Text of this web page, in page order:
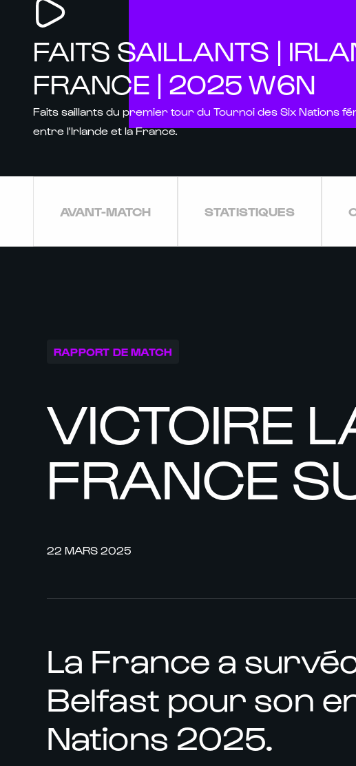
FAITS SAILLANTS |
FRANCE | 2025 W6N
Faits saillants du premier tour du Tournoi des Six Nations
entre l'Irlande et la France.
AVANT-MATCH STATISTIQUES
RAPPORT DE MATCH
VICTOIRE
FRANCE
22 MARS 2025
La France a
Belfast pour son
Nations 2025.